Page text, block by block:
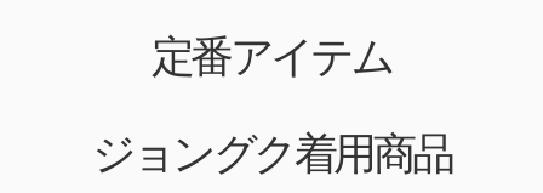
定番アイテム
ジョングク着用商品